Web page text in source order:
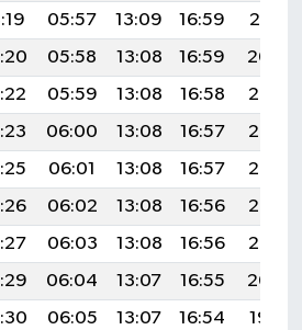
05:57 13:09 16:59
20:10
05:58 13:08 16:59
20:09
05:59 13:08 16:58
20:07
06:00 13:08 16:57
20:06
06:01 13:08 16:57
20:05
06:02 13:08 16:56
20:03
06:03 13:08 16:56
20:02
06:04 13:07 16:55
20:00
06:05 13:07 16:54
19:59